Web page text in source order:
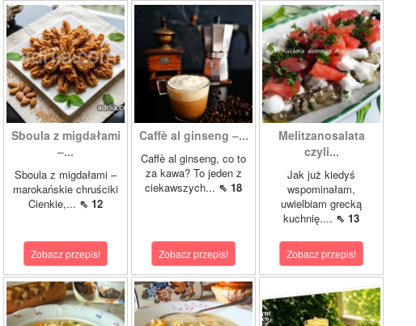
Sboula z migdałami
–...
Sboula z migdałami –
marokańskie chruściki
Cienkie,... ⇖ 12
Zobacz przepis!
Caffè al ginseng –...
Caffè al ginseng, co to
za kawa? To jeden z
ciekawszych... ⇖ 18
Zobacz przepis!
Melitzanosalata
czyli...
Jak już kiedyś
wspominałam,
uwielbiam grecką
kuchnię.... ⇖ 13
Zobacz przepis!